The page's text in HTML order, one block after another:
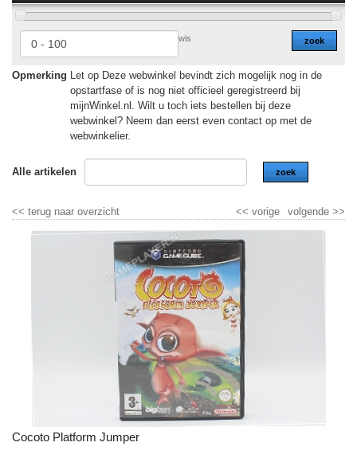
▼
▼
zoek
wis
Opmerking Let op Deze webwinkel bevindt zich mogelijk nog in de
opstartfase of is nog niet officieel geregistreerd bij
mijnWinkel.nl. Wilt u toch iets bestellen bij deze
webwinkel? Neem dan eerst even contact op met de
webwinkelier.
Alle artikelen zoek
<< terug naar overzicht volgende >>
<< vorige
Cocoto Platform Jumper